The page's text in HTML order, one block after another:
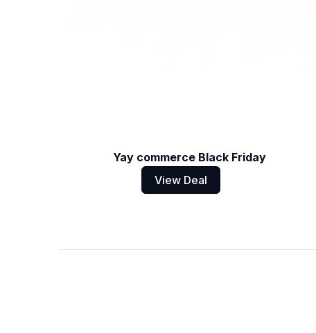
Yay commerce Black Friday
View Deal